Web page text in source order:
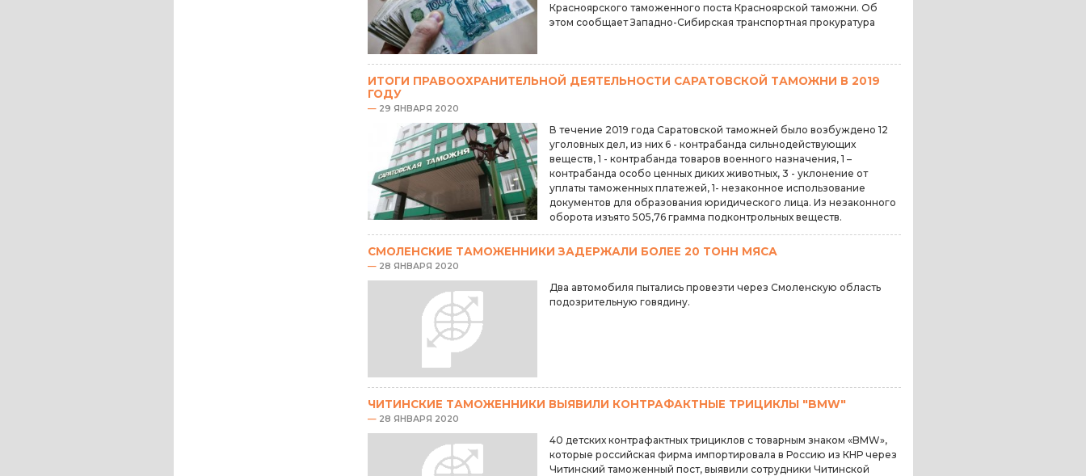
Красноярского таможенного поста Красноярской таможни. Об
этом сообщает Западно-Сибирская транспортная прокуратура
ИТОГИ ПРАВООХРАНИТЕЛЬНОЙ ДЕЯТЕЛЬНОСТИ САРАТОВСКОЙ ТАМОЖНИ В 2019
ГОДУ
—29 ЯНВАРЯ 2020
В течение 2019 года Саратовской таможней было возбуждено 12
уголовных дел, из них 6 - контрабанда сильнодействующих
веществ, 1 - контрабанда товаров военного назначения, 1 –
контрабанда особо ценных диких животных, 3 - уклонение от
уплаты таможенных платежей, 1- незаконное использование
документов для образования юридического лица. Из незаконного
оборота изъято 505,76 грамма подконтрольных веществ.
СМОЛЕНСКИЕ ТАМОЖЕННИКИ ЗАДЕРЖАЛИ БОЛЕЕ 20 ТОНН МЯСА
—28 ЯНВАРЯ 2020
Два автомобиля пытались провезти через Смоленскую область
подозрительную говядину.
ЧИТИНСКИЕ ТАМОЖЕННИКИ ВЫЯВИЛИ КОНТРАФАКТНЫЕ ТРИЦИКЛЫ "BMW"
—28 ЯНВАРЯ 2020
40 детских контрафактных трициклов с товарным знаком «BMW»,
которые российская фирма импортировала в Россию из КНР через
Читинский таможенный пост, выявили сотрудники Читинской